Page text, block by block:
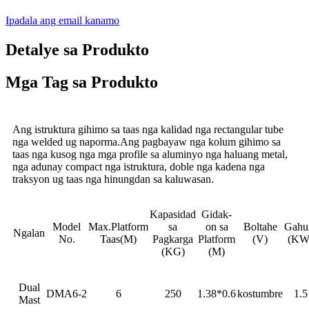
Ipadala ang email kanamo
Detalye sa Produkto
Mga Tag sa Produkto
Ang istruktura gihimo sa taas nga kalidad nga rectangular tube
nga welded ug naporma.Ang pagbayaw nga kolum gihimo sa
taas nga kusog nga mga profile sa aluminyo nga haluang metal,
nga adunay compact nga istruktura, doble nga kadena nga
traksyon ug taas nga hinungdan sa kaluwasan.
Ngalan
Model
No.
Max.Platform
Taas(M)
Kapasidad
sa
Pagkarga
(KG)
Gidak-
on sa
Platform
(M)
Boltahe
(V)
Dual
Mast
DMA6-2 6 250 1.38*0.6kostumbre 1.5